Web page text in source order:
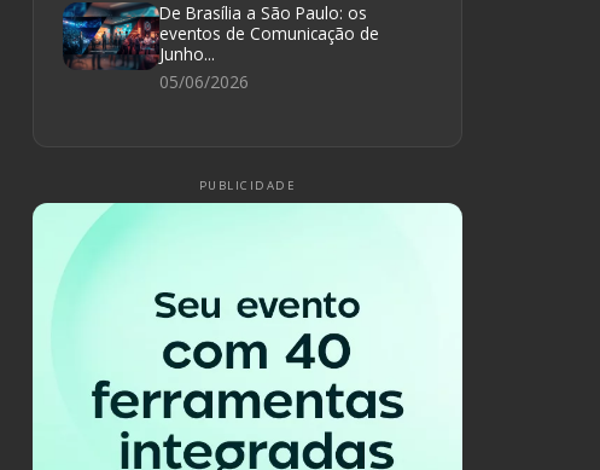
De Brasília a São Paulo: os
eventos de Comunicação de
Junho...
05/06/2026
PUBLICIDADE